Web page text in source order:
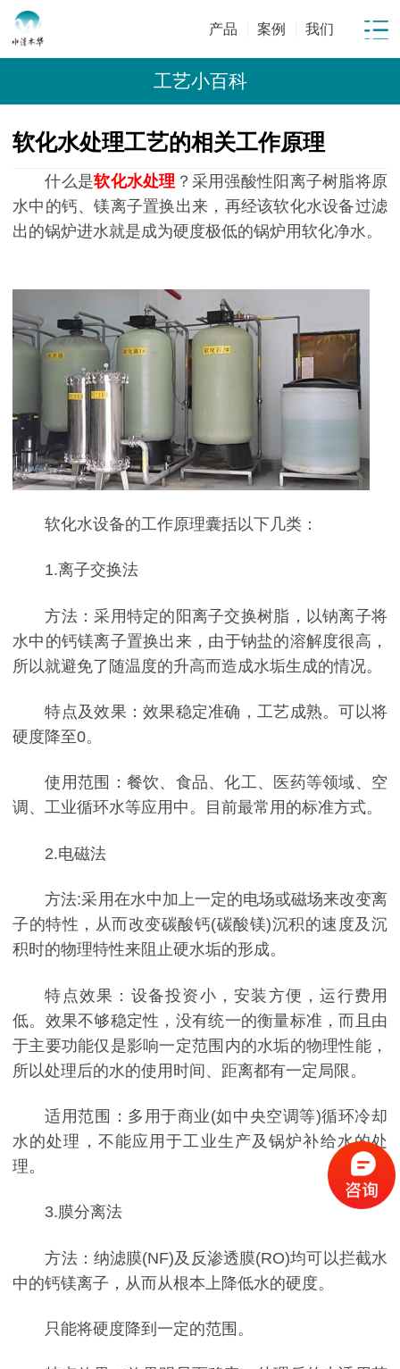
产品 案例 我们
工艺小百科
软化水处理工艺的相关工作原理
什么是软化水处理 ？ 采用强酸性阳离子树脂将原
水中的钙、镁离子置换出来，再经该软化水设备过滤
出的锅炉进水就是成为硬度极低的锅炉用软化净水。
软化水设备的工作原理囊括以下几类：
1.离子交换法
方法：采用特定的阳离子交换树脂，以钠离子将
水中的钙镁离子置换出来，由于钠盐的溶解度很高，
所以就避免了随温度的升高而造成水垢生成的情况。
特点及效果：效果稳定准确，工艺成熟。可以将
硬度降至0。
使用范围：餐饮、食品、化工、医药等领域、空
调、工业循环水等应用中。目前最常用的标准方式。
2.电磁法
方法:采用在水中加上一定的电场或磁场来改变离
子的特性，从而改变碳酸钙(碳酸镁)沉积的速度及沉
积时的物理特性来阻止硬水垢的形成。
特点效果：设备投资小，安装方便，运行费用
低。效果不够稳定性，没有统一的衡量标准，而且由
于主要功能仅是影响一定范围内的水垢的物理性能，
所以处理后的水的使用时间、距离都有一定局限。
适用范围：多用于商业(如中央空调等)循环冷却
水的处理，不能应用于工业生产及锅炉补给水的处
理。
3.膜分离法
方法：纳滤膜(NF)及反渗透膜(RO)均可以拦截水
中的钙镁离子，从而从根本上降低水的硬度。
只能将硬度降到一定的范围。